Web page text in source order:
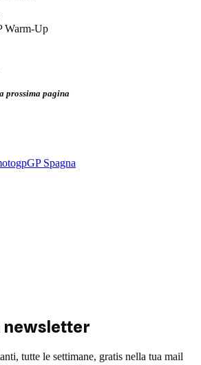
Warm-Up
prossima pagina
GP Spagna
newsletter
tutte le settimane, gratis nella tua mail